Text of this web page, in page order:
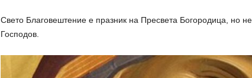
Свето Благовештение е празник на Пресвета Богородица, но
Господов.